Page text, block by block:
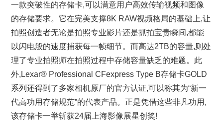
一款突破性的存储卡,可以满意用户高效传输视频和图像
的存储要求。它在完美支撑8K RAW视频格局的基础上,让
拍照创造者无论是拍照专业影片还是抓拍宝贵瞬间,都能
以闪电般的速度捕获每一帧细节。而高达2TB的容量,则处
理了专业拍照师在拍照过程中存储容量缺乏的难题。此
外,Lexar® Professional CFexpress Type B存储卡GOLD
系列还得到了多家相机原厂的官方认证,可以称其为“新一
代高功用存储规范”的代表产品。正是凭借这些非凡功用,
该存储卡一举斩获24届上海影像展星创奖!